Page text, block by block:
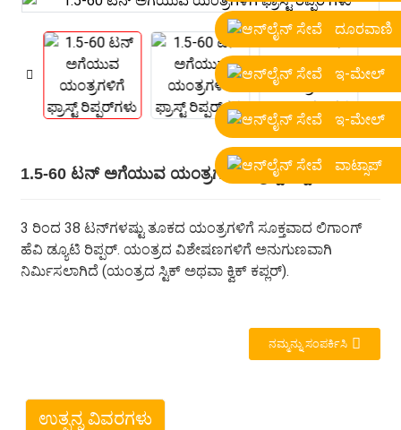
ದೂರವಾಣಿ
ಇ-ಮೇಲ್
ಇ-ಮೇಲ್
ವಾಟ್ಸಾಪ್
1.5-60 ಟನ್ ಅಗೆಯುವ ಯಂತ್ರಗಳಿಗೆ ಫ್ರಾಸ್ಟ್ ರಿಪ್ಪರ್‌ಗಳು
3 ರಿಂದ 38 ಟನ್‌ಗಳಷ್ಟು ತೂಕದ ಯಂತ್ರಗಳಿಗೆ ಸೂಕ್ತವಾದ ಲಿಗಾಂಗ್
ಹೆವಿ ಡ್ಯೂಟಿ ರಿಪ್ಪರ್. ಯಂತ್ರದ ವಿಶೇಷಣಗಳಿಗೆ ಅನುಗುಣವಾಗಿ
ನಿರ್ಮಿಸಲಾಗಿದೆ (ಯಂತ್ರದ ಸ್ಟಿಕ್ ಅಥವಾ ಕ್ವಿಕ್ ಕಪ್ಲರ್).
ನಮ್ಮನ್ನು ಸಂಪರ್ಕಿಸಿ
ಉತ್ಪನ್ನ ವಿವರಗಳು